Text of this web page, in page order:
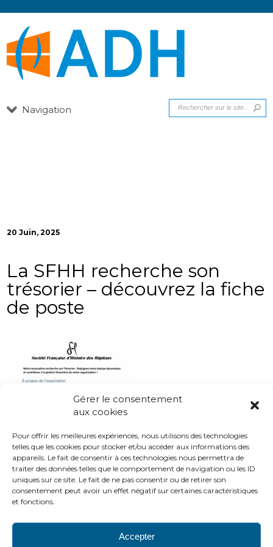
Gérer le consentement
aux cookies
Pour offrir les meilleures expériences, nous utilisons des technologies
telles que les cookies pour stocker et/ou accéder aux informations des
appareils. Le fait de consentir à ces technologies nous permettra de
traiter des données telles que le comportement de navigation ou les ID
uniques sur ce site. Le fait de ne pas consentir ou de retirer son
consentement peut avoir un effet négatif sur certaines caractéristiques
et fonctions.
Accepter
Navigation
20 Juin, 2025
La SFHH recherche son
trésorier – découvrez la fiche
de poste